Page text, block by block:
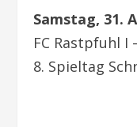
Samstag, 31.
FC Rastpfuhl I
8. Spieltag